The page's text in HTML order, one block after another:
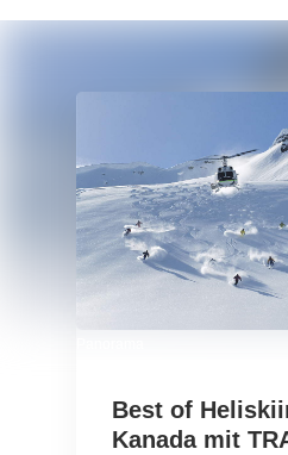
Best of
Kanada mit